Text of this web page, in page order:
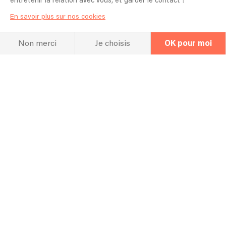
En savoir plus sur nos cookies
Non merci Je choisis OK pour moi